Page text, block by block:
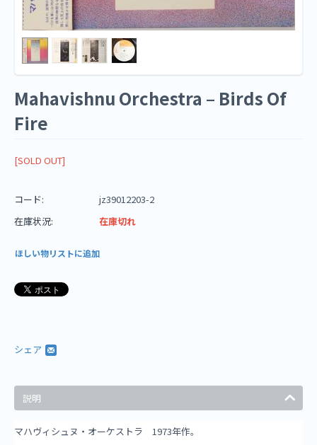
Mahavishnu Orchestra ‎– Birds Of
Fire
[SOLD OUT]
コード:
jz39012203-2
在庫状況:
在庫切れ
ほしい物リストに追加
シェア
説明
マハヴィシュヌ・オーケストラ 1973年作。